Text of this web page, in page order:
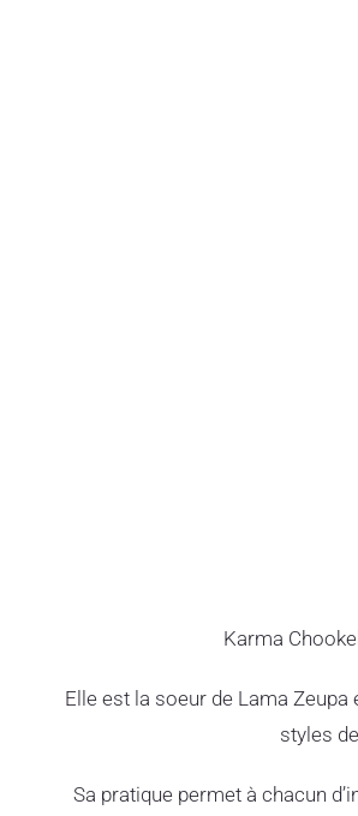
Karma
Elle est la soeur de Lama
styles
Sa pratique permet à chacun